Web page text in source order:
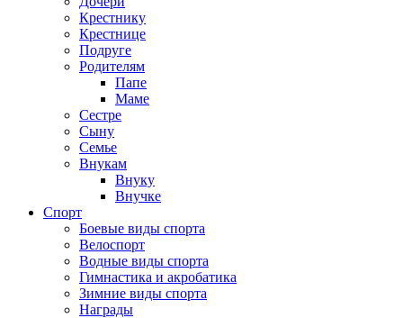
Крестнику
Крестнице
Подруге
Родителям
Папе
Маме
Сестре
Сыну
Семье
Внукам
Внуку
Внучке
Спорт
Боевые виды спорта
Велоспорт
Водные виды спорта
Гимнастика и акробатика
Зимние виды спорта
Награды